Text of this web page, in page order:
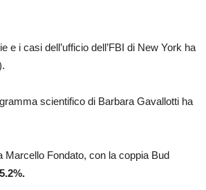
e i casi dell’ufficio dell’FBI di New York ha
scientifico di Barbara Gavallotti ha
Marcello Fondato, con la coppia Bud
5.2%.